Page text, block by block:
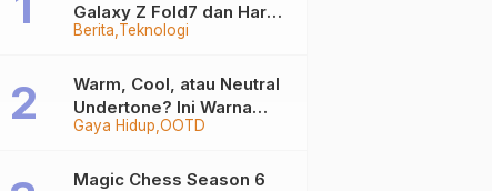
Berita Teknologi
Galaxy Z Fold7 dan Harga
Resminya
Gaya Hidup OOTD
Warm, Cool, atau Neutral
Undertone? Ini Warna
Baju yang Bikin Kamu
Magic Chess Season 6